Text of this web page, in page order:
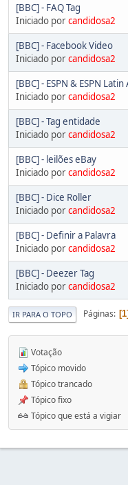
[BBC] - FAQ Tag
Iniciado porcandidosa2
[BBC] - Facebook Video
Iniciado porcandidosa2
[BBC] - ESPN & ESPN
Iniciado porcandidosa2
[BBC] - Tag entidade
Iniciado porcandidosa2
[BBC] - leilões eBay
Iniciado porcandidosa2
[BBC] - Dice Roller
Iniciado porcandidosa2
[BBC] - Definir a Palavra
Iniciado porcandidosa2
[BBC] - Deezer Tag
Iniciado porcandidosa2
IR PARA O TOPO Páginas 1
Votação
Tópico movido
Tópico trancado
Tópico fixo
Tópico que está a vigiar